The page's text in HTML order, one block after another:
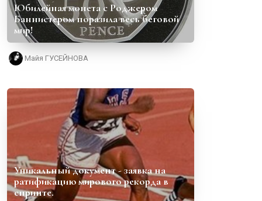
Юбилейная монета с Роджером
Баннистером поразила весь беговой
мир!
Майя ГУСЕЙНОВА
Уникальный документ - заявка на
ратификацию мирового рекорда в
спринте.